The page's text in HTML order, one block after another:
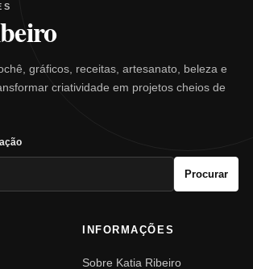
gráficos, receitas, artesanato, beleza e
criatividade em projetos cheios de
Procurar
INFORMAÇÕES
Sobre Katia Ribeiro